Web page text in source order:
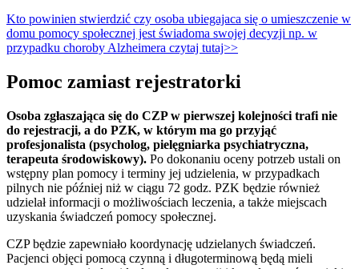
Kto powinien stwierdzić czy osoba ubiegajaca się o umieszczenie w
domu pomocy społecznej jest świadoma swojej decyzji np. w
przypadku choroby Alzheimera czytaj tutaj>>
Pomoc zamiast rejestratorki
Osoba zgłaszająca się do CZP w pierwszej kolejności trafi nie
do rejestracji, a do PZK, w którym ma go przyjąć
profesjonalista (psycholog, pielęgniarka psychiatryczna,
terapeuta środowiskowy). Po dokonaniu oceny potrzeb ustali on
wstępny plan pomocy i terminy jej udzielenia, w przypadkach
pilnych nie później niż w ciągu 72 godz. PZK będzie również
udzielał informacji o możliwościach leczenia, a także miejscach
uzyskania świadczeń pomocy społecznej.
CZP będzie zapewniało koordynację udzielanych świadczeń.
Pacjenci objęci pomocą czynną i długoterminową będą mieli